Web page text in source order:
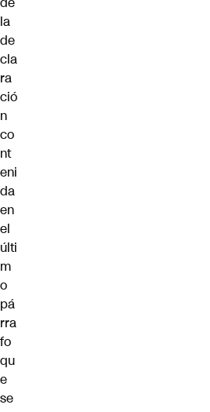
la
de
cla
ra
ció
n
co
nt
eni
da
en
el
últi
m
o
pá
rra
fo
qu
e
se